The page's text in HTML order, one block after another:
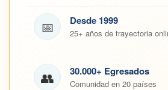
📅 Desde 1999
25+ años de trayectoria
👥 30.000+ Egresados
Comunidad en 20 países